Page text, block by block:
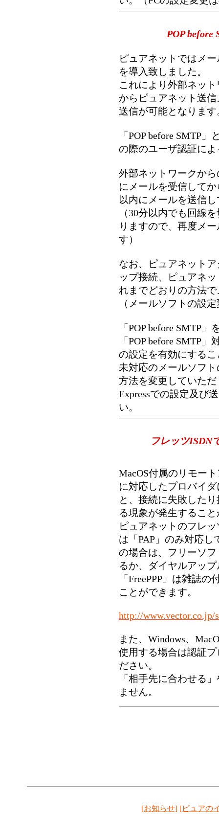
POP before
ピュアネットではメー
を導入致しました。
これにより外部ネッ
からピュアネット送
送信が可能となります
「POP before SMTP
の際のユーザ認証に
外部ネットワークか
にメールを受信して
以内にメールを送信
（30分以内でも回線
りますので、再度メ
す）
なお、ピュアネット
ップ接続、ピュアネ
れまでどおりの方法
（メールソフトの設
「POP before SMTP
「POP before SMTP
の設定を有効にする
未対応のメールソフ
方法を変更していた
Expressでの設定及び
い。
フレッツISDN
MacOS付属のリモー
に対応したプロバイ
と、接続に失敗した
る現象が発生するこ
ピュアネットのフレ
は「PAP」のみ対応し
の場合は、フリーソフ
るか、ダイヤルアッ
「FreePPP」は雑誌
ことができます。
http://www.vector.co.jp/
また、Windows、
使用する場合は認証
ださい。
「相手先に合わせる
ません。
[お知らせ] [ピュアの